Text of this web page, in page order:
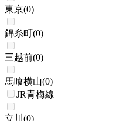
東京(0)
錦糸町(0)
三越前(0)
馬喰横山(0)
JR青梅線
立川 (0)